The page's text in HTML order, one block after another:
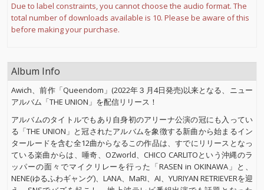
Due to label constraints, you cannot choose the audio format. The
total number of downloads available is 10. Please be aware of this
before making your purchase.
Album Info
Awich、前作「Queendom」(2022年３月4日発売)以来となる、ニュー
アルバム「THE UNION」を配信リリース！
アルバムのタイトルでもあり自身初のアリーナ公演の冠にも入ってい
る「THE UNION」と冠されたアルバムを象徴する新曲から始まるイン
タールードを含む全12曲からなるこの作品は、すでにリリースとなっ
ている楽曲からは、唾奇、OZworld、CHICO CARLITOという沖縄のラ
ッパーの面々でマイクリレーを行った「RASEN in OKINAWA」と、
NENE(ゆるふわギャング)、LANA、MaRI、AI、YURIYAN RETRIEVERを迎